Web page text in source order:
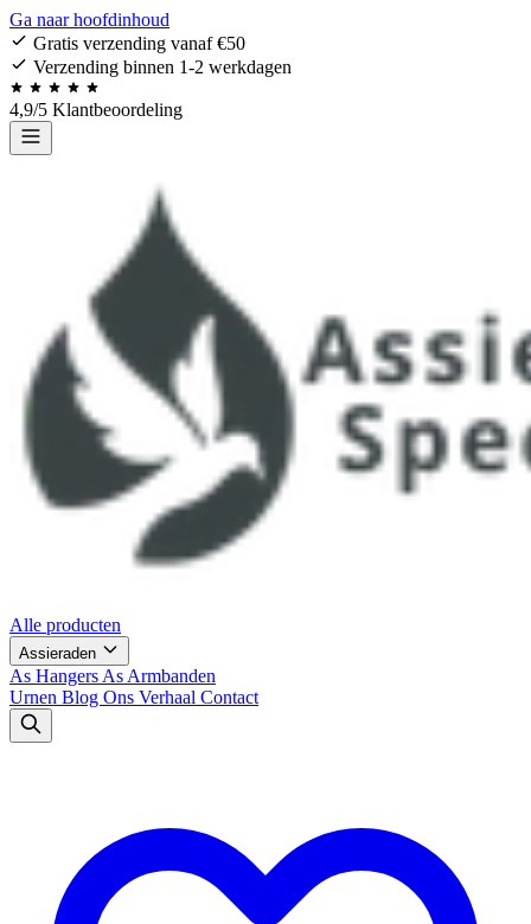
Ga naar hoofdinhoud
Gratis verzending vanaf €50
Verzending binnen 1-2 werkdagen
4,9/5 Klantbeoordeling
Alle producten
Assieraden
As Hangers As Armbanden
Urnen Blog Ons Verhaal Contact